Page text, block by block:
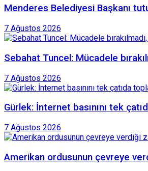
Menderes Belediyesi Başkanı
7 Ağustos 2026
Sebahat Tuncel: Mücadele
7 Ağustos 2026
Gürlek: İnternet basınını tek
7 Ağustos 2026
Amerikan ordusunun çevreye